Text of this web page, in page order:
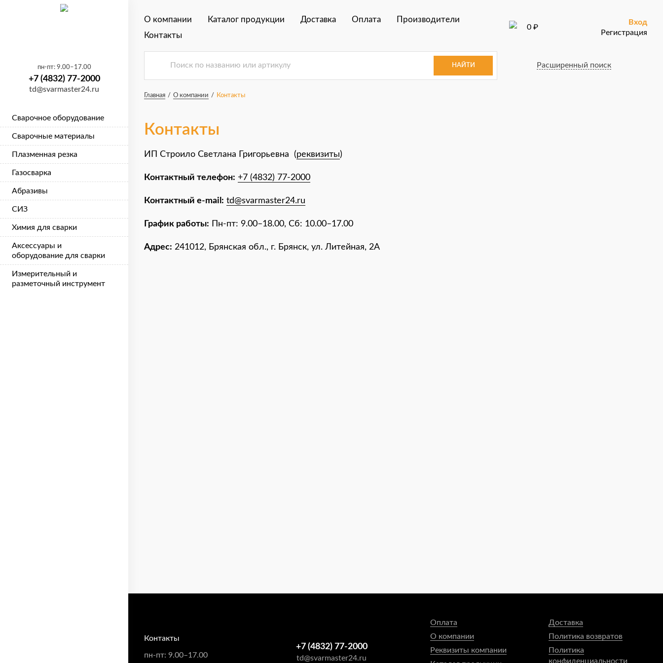
пн-пт: 9.00–17.00
+7 (4832) 77-2000
td@svarmaster24.ru
Сварочное оборудование
Сварочные материалы
Плазменная резка
Газосварка
Абразивы
СИЗ
Химия для сварки
Аксессуары и
оборудование для сварки
Измерительный и
разметочный инструмент
О компании Каталог продукции Доставка Оплата
Производители
Контакты
0 ₽
Вход
Регистрация
НАЙТИ Расширенный поиск
Главная / О компании / Контакты
Контакты
ИП Строило Светлана Григорьевна (реквизиты)
Контактный телефон: +7 (4832) 77-2000
Контактный e-mail: td@svarmaster24.ru
График работы: Пн-пт: 9.00–18.00, Сб: 10.00–17.00
Адрес: 241012, Брянская обл., г. Брянск, ул. Литейная, 2A
Контакты
пн-пт: 9.00–17.00
+7 (4832) 77-2000
td@svarmaster24.ru
Оплата
О компании
Реквизиты компании
Доставка
Политика возвратов
Политика
конфиденциальности